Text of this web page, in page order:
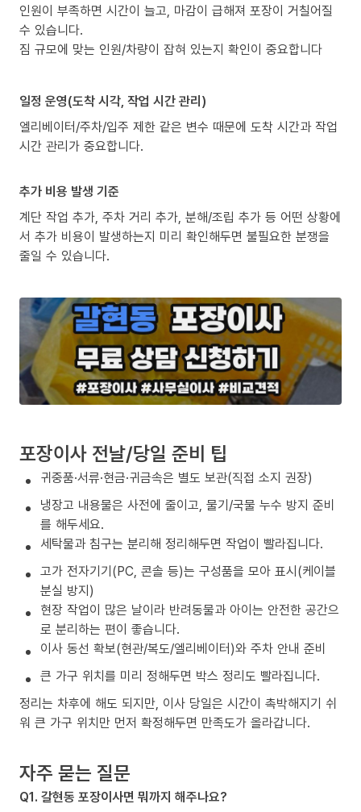
인원이 부족하면 시간이 늘고, 마감이 급해져 포장이 거칠어질
수 있습니다.
짐 규모에 맞는 인원/차량이 잡혀 있는지 확인이 중요합니다
일정 운영(도착 시각, 작업 시간 관리)
엘리베이터/주차/입주 제한 같은 변수 때문에 도착 시간과 작업
시간 관리가 중요합니다.
추가 비용 발생 기준
계단 작업 추가, 주차 거리 추가, 분해/조립 추가 등 어떤 상황에
서 추가 비용이 발생하는지 미리 확인해두면 불필요한 분쟁을
줄일 수 있습니다.
포장이사 전날/당일 준비 팁
귀중품·서류·현금·귀금속은 별도 보관(직접 소지 권장)
냉장고 내용물은 사전에 줄이고, 물기/국물 누수 방지 준비
를 해두세요.
세탁물과 침구는 분리해 정리해두면 작업이 빨라집니다.
고가 전자기기(PC, 콘솔 등)는 구성품을 모아 표시(케이블
분실 방지)
현장 작업이 많은 날이라 반려동물과 아이는 안전한 공간으
로 분리하는 편이 좋습니다.
이사 동선 확보(현관/복도/엘리베이터)와 주차 안내 준비
큰 가구 위치를 미리 정해두면 박스 정리도 빨라집니다.
정리는 차후에 해도 되지만, 이사 당일은 시간이 촉박해지기 쉬
워 큰 가구 위치만 먼저 확정해두면 만족도가 올라갑니다.
자주 묻는 질문
Q1. 갈현동 포장이사면 뭐까지 해주나요?